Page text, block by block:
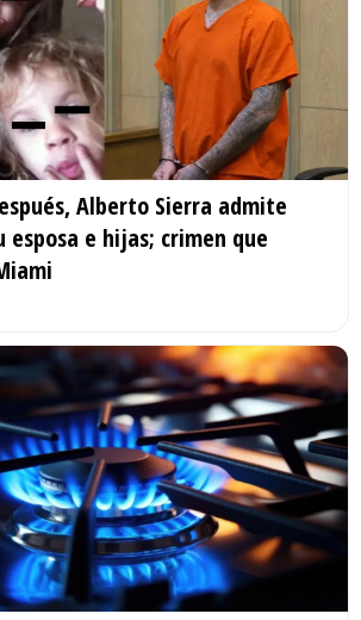
Alberto Sierra admite
esposa e hijas; crimen que